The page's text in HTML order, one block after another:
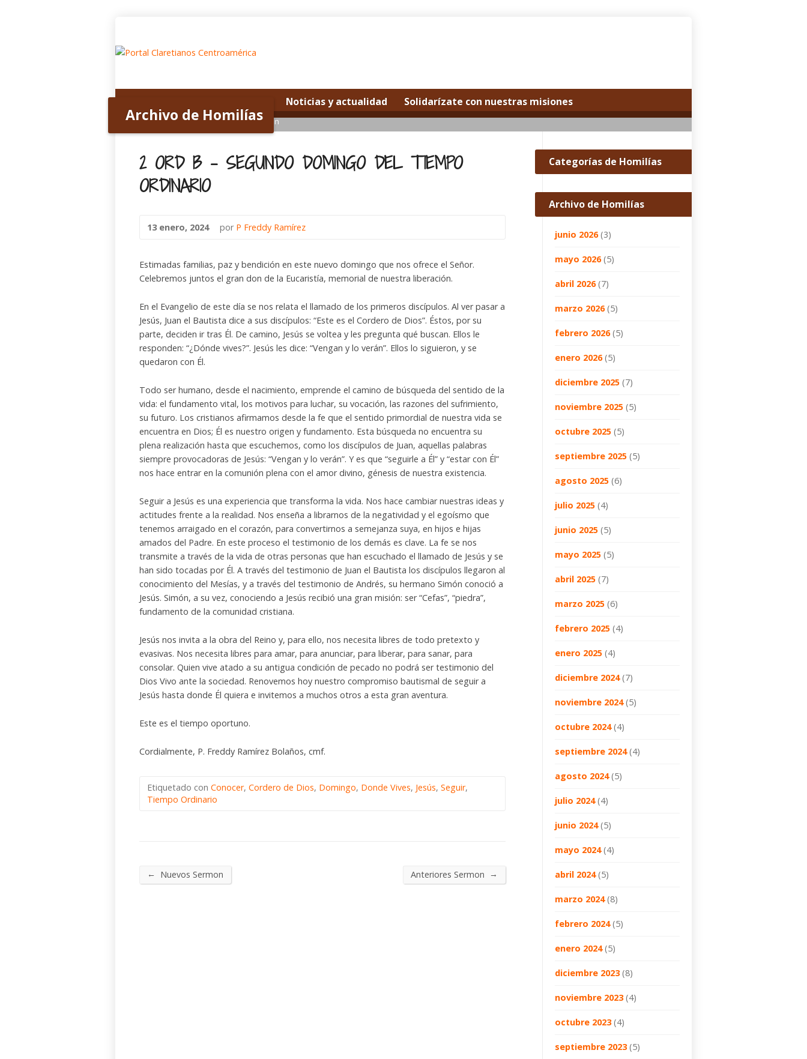
Noticias y actualidad Solidarízate con nuestras misiones
Archivo de Homilías
Home> Archivo de Homilías> View Sermon
2 ORD B – SEGUNDO DOMINGO DEL TIEMPO
ORDINARIO
13 enero, 2024 por P Freddy Ramírez
Estimadas familias, paz y bendición en este nuevo domingo que nos ofrece el Señor.
Celebremos juntos el gran don de la Eucaristía, memorial de nuestra liberación.
En el Evangelio de este día se nos relata el llamado de los primeros discípulos. Al ver pasar a
Jesús, Juan el Bautista dice a sus discípulos: “Este es el Cordero de Dios”. Éstos, por su
parte, deciden ir tras Él. De camino, Jesús se voltea y les pregunta qué buscan. Ellos le
responden: “¿Dónde vives?”. Jesús les dice: “Vengan y lo verán”. Ellos lo siguieron, y se
quedaron con Él.
Todo ser humano, desde el nacimiento, emprende el camino de búsqueda del sentido de la
vida: el fundamento vital, los motivos para luchar, su vocación, las razones del sufrimiento,
su futuro. Los cristianos afirmamos desde la fe que el sentido primordial de nuestra vida se
encuentra en Dios; Él es nuestro origen y fundamento. Esta búsqueda no encuentra su
plena realización hasta que escuchemos, como los discípulos de Juan, aquellas palabras
siempre provocadoras de Jesús: “Vengan y lo verán”. Y es que “seguirle a Él” y “estar con Él”
nos hace entrar en la comunión plena con el amor divino, génesis de nuestra existencia.
Seguir a Jesús es una experiencia que transforma la vida. Nos hace cambiar nuestras ideas y
actitudes frente a la realidad. Nos enseña a librarnos de la negatividad y el egoísmo que
tenemos arraigado en el corazón, para convertirnos a semejanza suya, en hijos e hijas
amados del Padre. En este proceso el testimonio de los demás es clave. La fe se nos
transmite a través de la vida de otras personas que han escuchado el llamado de Jesús y se
han sido tocadas por Él. A través del testimonio de Juan el Bautista los discípulos llegaron al
conocimiento del Mesías, y a través del testimonio de Andrés, su hermano Simón conoció a
Jesús. Simón, a su vez, conociendo a Jesús recibió una gran misión: ser “Cefas”, “piedra”,
fundamento de la comunidad cristiana.
Jesús nos invita a la obra del Reino y, para ello, nos necesita libres de todo pretexto y
evasivas. Nos necesita libres para amar, para anunciar, para liberar, para sanar, para
consolar. Quien vive atado a su antigua condición de pecado no podrá ser testimonio del
Dios Vivo ante la sociedad. Renovemos hoy nuestro compromiso bautismal de seguir a
Jesús hasta donde Él quiera e invitemos a muchos otros a esta gran aventura.
Este es el tiempo oportuno.
Cordialmente, P. Freddy Ramírez Bolaños, cmf.
Etiquetado con Conocer, Cordero de Dios, Domingo, Donde Vives, Jesús, Seguir,
Tiempo Ordinario
← Nuevos Sermon Anteriores Sermon →
Categorías de Homilías
Archivo de Homilías
junio 2026(3)
mayo 2026(5)
abril 2026(7)
marzo 2026(5)
febrero 2026(5)
enero 2026(5)
diciembre 2025 (7)
noviembre 2025 (5)
octubre 2025 (5)
septiembre 2025 (5)
agosto 2025 (6)
julio 2025 (4)
junio 2025 (5)
mayo 2025 (5)
abril 2025 (7)
marzo 2025 (6)
febrero 2025 (4)
enero 2025 (4)
diciembre 2024(7)
noviembre 2024(5)
octubre 2024(4)
septiembre 2024(4)
agosto 2024(5)
julio 2024(4)
junio 2024(5)
mayo 2024(4)
abril 2024(5)
marzo 2024(8)
febrero 2024(5)
enero 2024(5)
diciembre 2023(8)
noviembre 2023(4)
octubre 2023(4)
septiembre 2023(5)